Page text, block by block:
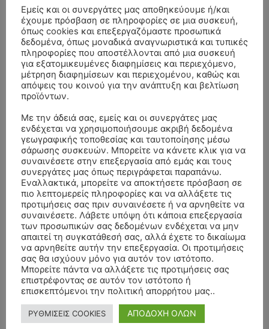
- Advertisment -
ΣΥΛΛΥΠΗΤΗΡΙΑ ΜΗΝΥΜΑΤΑ
Αλέξανδρος ΣέρβοςεπίΚΗΔΕΙΑ – ΣΑΒΒΑΤΟ 25/7/2026 –
ΧΑΡΑΛΑΜΠΟΣ ΚΑΥΚΙΑΣ ΕΤΩΝ 57
ΧΡΙΣΤΙΝΑεπίΚΗΔΕΙΑ – ΤΡΙΤΗ 4/8/2026 – ΧΡΗΣΤΟΣ Α. ΠΑΛΙΟΥΡΑΣ
ΕΤΩΝ 58
Εμείς και οι συνεργάτες μας αποθηκεύουμε ή/και
έχουμε πρόσβαση σε πληροφορίες σε μια συσκευή,
όπως cookies και επεξεργαζόμαστε προσωπικά
δεδομένα, όπως μοναδικά αναγνωριστικά και τυπικές
πληροφορίες που αποστέλλονται από μια συσκευή
για εξατομικευμένες διαφημίσεις και περιεχόμενο,
μέτρηση διαφημίσεων και περιεχομένου, καθώς και
απόψεις του κοινού για την ανάπτυξη και βελτίωση
προϊόντων.
Με την άδειά σας, εμείς και οι συνεργάτες μας
ενδέχεται να χρησιμοποιήσουμε ακριβή δεδομένα
γεωγραφικής τοποθεσίας και ταυτοποίησης μέσω
σάρωσης συσκευών. Μπορείτε να κάνετε κλικ για να
συναινέσετε στην επεξεργασία από εμάς και τους
συνεργάτες μας όπως περιγράφεται παραπάνω.
Εναλλακτικά, μπορείτε να αποκτήσετε πρόσβαση σε
πιο λεπτομερείς πληροφορίες και να αλλάξετε τις
προτιμήσεις σας πριν συναινέσετε ή να αρνηθείτε να
συναινέσετε. Λάβετε υπόψη ότι κάποια επεξεργασία
των προσωπικών σας δεδομένων ενδέχεται να μην
απαιτεί τη συγκατάθεσή σας, αλλά έχετε το δικαίωμα
να αρνηθείτε αυτήν την επεξεργασία. Οι προτιμήσεις
σας θα ισχύουν μόνο για αυτόν τον ιστότοπο.
Μπορείτε πάντα να αλλάξετε τις προτιμήσεις σας
επιστρέφοντας σε αυτόν τον ιστότοπο ή
επισκεπτόμενοι την πολιτική απορρήτου μας..
ΡΥΘΜΙΣΕΙΣ COOKIES ΑΠΟΔΟΧΗ ΟΛΩΝ